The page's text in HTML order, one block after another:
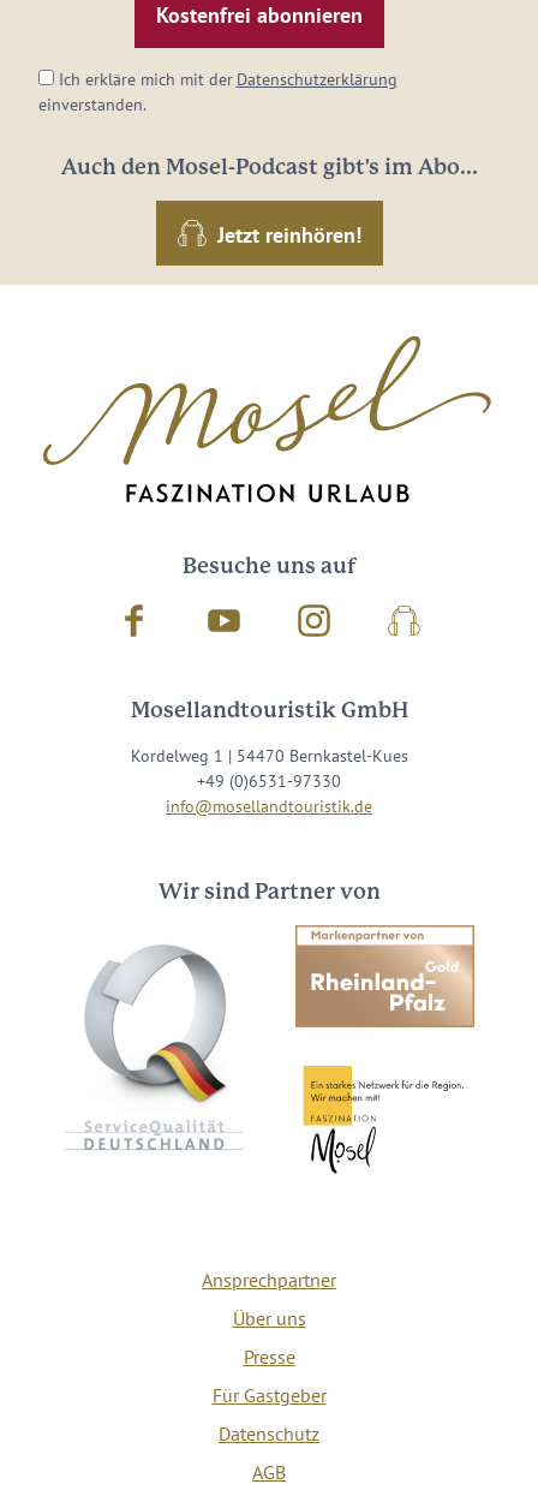
Adresse:
Ich erkläre mich mit der Datenschutzerklärung
einverstanden.
Auch den Mosel-Podcast gibt's im Abo...
Jetzt reinhören!
Besuche uns auf
Facebook Youtube InstagramPodcast
Mosellandtouristik GmbH
Kordelweg 1 | 54470 Bernkastel-Kues
+49 (0)6531-97330
info@mosellandtouristik.de
Wir sind Partner von
Ansprechpartner
Über uns
Presse
Für Gastgeber
Datenschutz
AGB